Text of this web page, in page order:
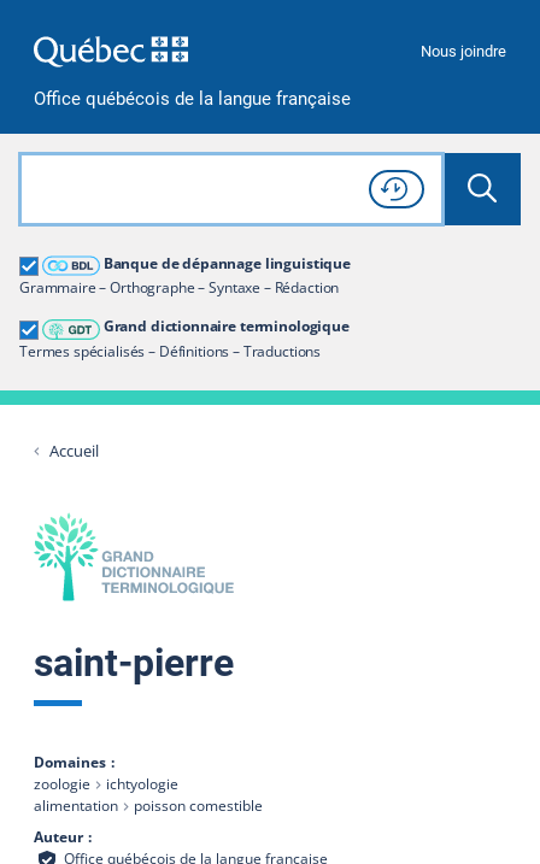
Office québécois de la langue française
Nous joindre
Rechercher dans tout le site
Lancer
Consulter l'
Historique
de recherche
Banque de dépannage linguistique
Grammaire – Orthographe – Syntaxe – Rédaction
Grand dictionnaire terminologique
Termes spécialisés – Définitions – Traductions
Grand dictionnaire terminologique
Restreindre aux termes
Accueil
saint-pierre
Domaines
zoologie
ichtyologie
alimentation
poisson comestible
Auteur
Office québécois de la langue française